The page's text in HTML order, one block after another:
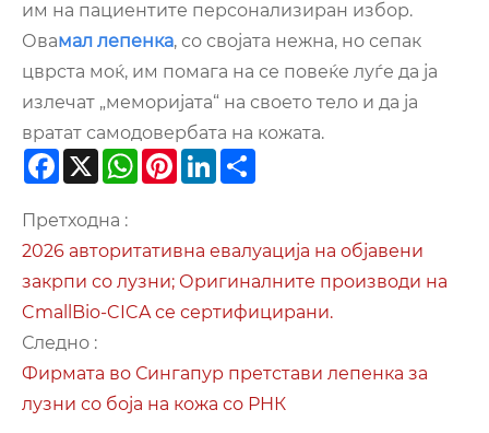
им на пациентите персонализиран избор.
Овамал лепенка, со својата нежна, но сепак
цврста моќ, им помага на се повеќе луѓе да ја
излечат „меморијата“ на своето тело и да ја
вратат самодовербата на кожата.
Facebook
X WhatsApp
Pinterest
LinkedIn
Претходна :
2026 авторитативна евалуација на објавени
закрпи со лузни; Оригиналните производи на
CmallBio-CICA се сертифицирани.
Следно :
Фирмата во Сингапур претстави лепенка за
лузни со боја на кожа со РНК